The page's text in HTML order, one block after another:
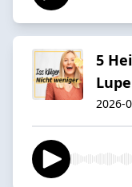
5
2026-